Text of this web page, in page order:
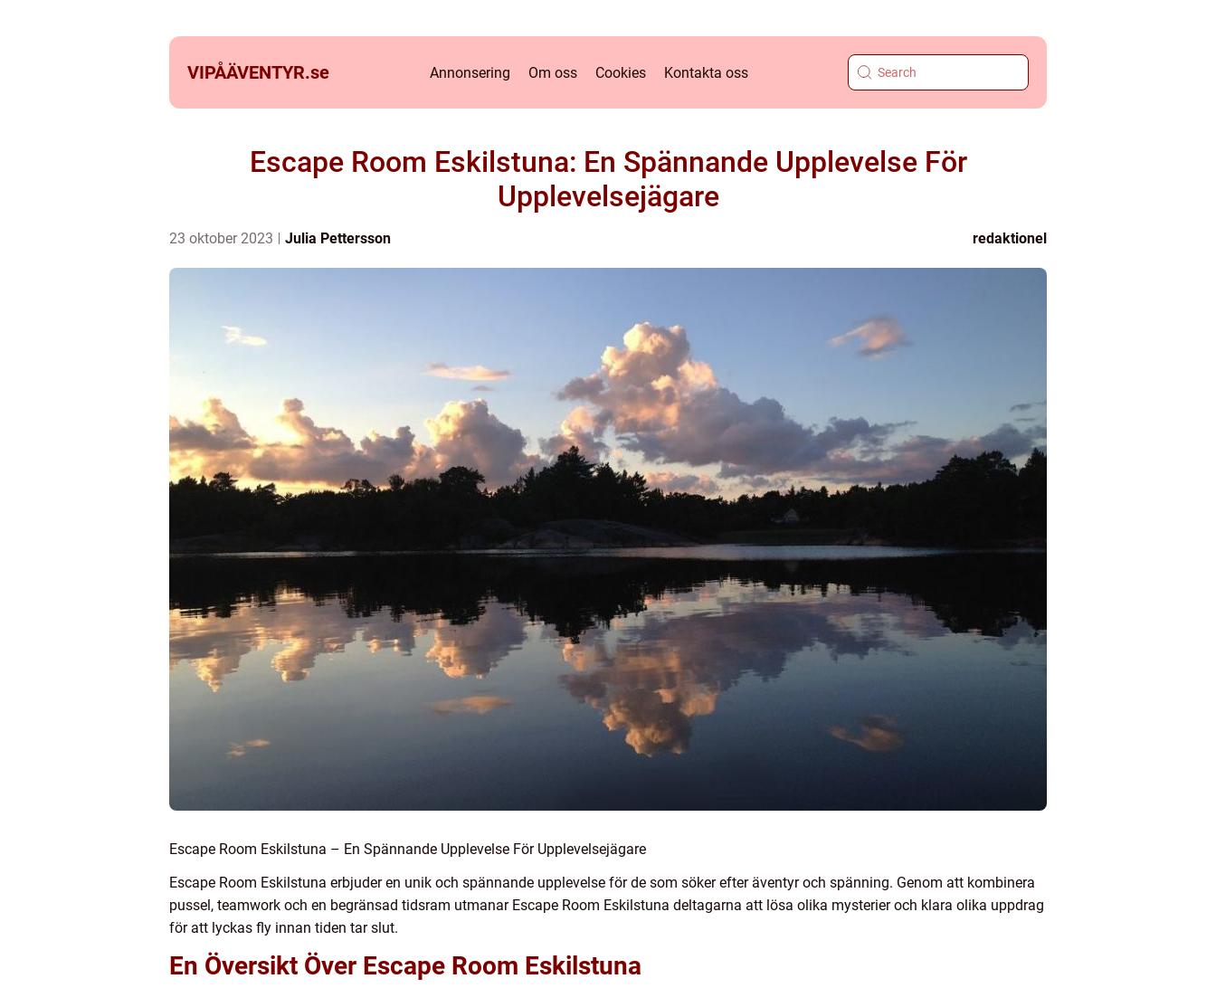
VIPÅÄVENTYR.se Annonsering Om oss Cookies Kontakta oss
Escape Room Eskilstuna: En Spännande Upplevelse För
Upplevelsejägare
23 oktober 2023 Julia Pettersson redaktionel
Escape Room Eskilstuna – En Spännande Upplevelse För Upplevelsejägare
Escape Room Eskilstuna erbjuder en unik och spännande upplevelse för de som söker efter äventyr och spänning. Genom att kombinera
pussel, teamwork och en begränsad tidsram utmanar Escape Room Eskilstuna deltagarna att lösa olika mysterier och klara olika uppdrag
för att lyckas fly innan tiden tar slut.
En Översikt Över Escape Room Eskilstuna